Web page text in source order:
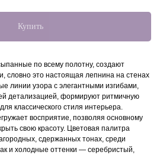
Купить
по всему полотну, создают
словно это настоящая лепнина на стенах
линии узора с элегантными изгибами,
детализацией, формируют ритмичную
классического стиля интерьера.
восприятие, позволяя основному
свою красоту. Цветовая палитра
сдержанных тонах, среди
и холодные оттенки — серебристый,